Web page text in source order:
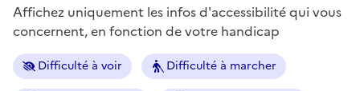
Affichez uniquement les infos d'accessibilité qui vous
concernent, en fonction de votre handicap
Difficulté à voir Difficulté à marcher